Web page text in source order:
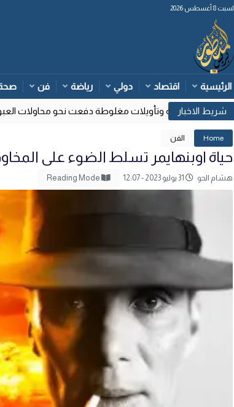
8 أغسطس 2026
الرئيسية اقتصاد دولي رياضة فن
قضائية إسبانية وتأويلات مغلوطة دفعت نحو محاولات العبور
Home الفن
حياة اوبنهايمر تسلط الضوء على
هشام الحو